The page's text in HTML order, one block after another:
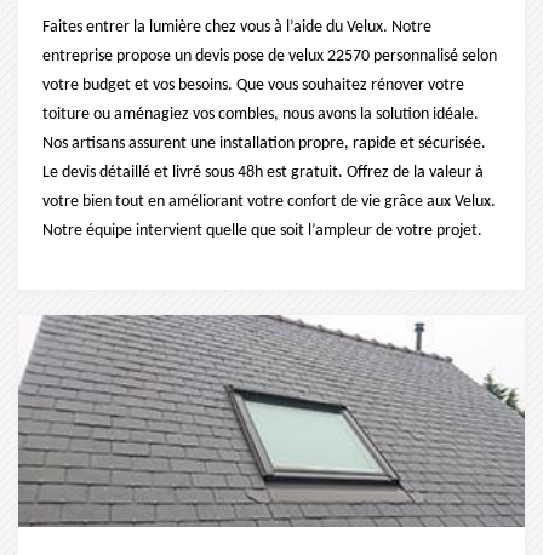
Faites entrer la lumière chez vous à l’aide du Velux. Notre
entreprise propose un devis pose de velux 22570 personnalisé selon
votre budget et vos besoins. Que vous souhaitez rénover votre
toiture ou aménagiez vos combles, nous avons la solution idéale.
Nos artisans assurent une installation propre, rapide et sécurisée.
Le devis détaillé et livré sous 48h est gratuit. Offrez de la valeur à
votre bien tout en améliorant votre confort de vie grâce aux Velux.
Notre équipe intervient quelle que soit l’ampleur de votre projet.